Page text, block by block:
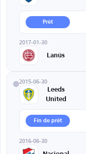
Prêt
2017-01-30
Lanús
2015-06-30
Leeds
United
Fin de prêt
2016-06-30